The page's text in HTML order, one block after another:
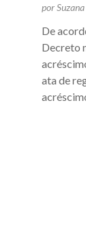
por
De
Decreto
ata de